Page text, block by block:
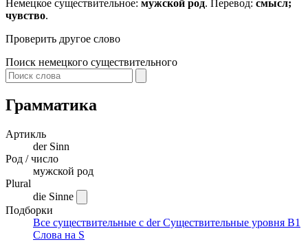
Немецкое существительное: мужской род. Перевод: смысл;
чувство.
Проверить другое слово
Поиск немецкого существительного
Грамматика
Артикль
derSinn
Род / число
мужской род
Plural
die Sinne
Подборки
Все существительные с derСуществительные уровня B1
Слова на S